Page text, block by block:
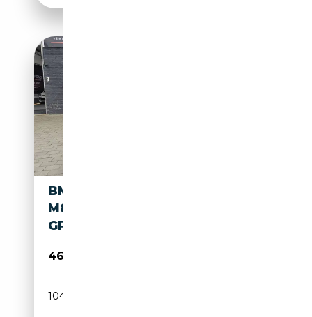
BMW M850 GRAN COUPÉ
M850I T-PANO EURO 6D LED
GPS !!
46 999€
104 471 km